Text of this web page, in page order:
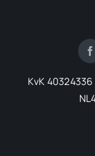
KvK 40324336